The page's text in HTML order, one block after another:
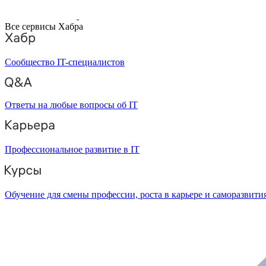
Все сервисы Хабра
Сообщество IT-специалистов
Ответы на любые вопросы об IT
Профессиональное развитие в IT
Обучение для смены профессии, роста в карьере и